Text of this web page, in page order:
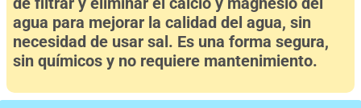
agua para mejorar la calidad del agua, sin
necesidad de usar sal. Es una forma segura,
sin químicos y no requiere mantenimiento.